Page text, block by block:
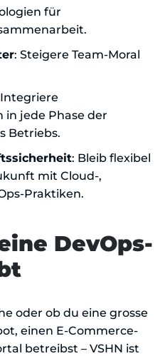
für
: Steigere Team-Moral
jede Phase der
Betriebs.
: Bleib flexibel
mit Cloud-,
Praktiken.
DevOps-
oder ob du eine grosse
einen E-Commerce-
betreibst – VSHN ist